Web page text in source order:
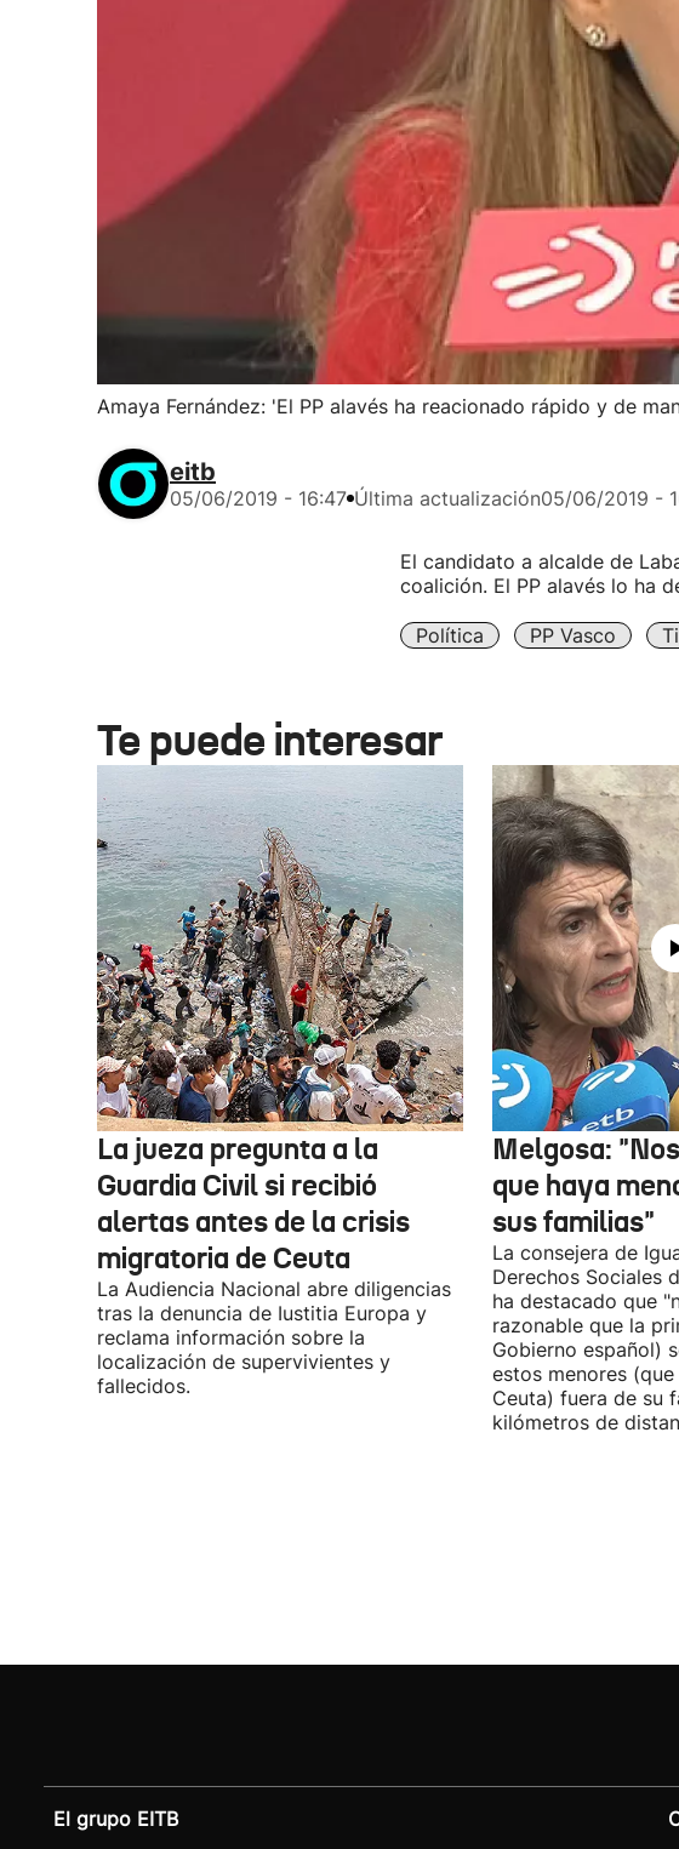
Amaya Fernández: 'El PP alavés ha reacionado rápido y de
eitb
05/06/2019 - 16:47 Última actualización05/06/2019 -
El candidato a alcalde de
coalición. El PP alavés lo ha
Política PP Vasco
Te puede interesar
La jueza pregunta a la
Guardia Civil si recibió
alertas antes de la crisis
migratoria de Ceuta
La Audiencia Nacional abre diligencias
tras la denuncia de Iustitia Europa y
reclama información sobre la
localización de supervivientes y
fallecidos.
Melgosa:
que haya
sus familias"
La consejera de
Derechos Sociales
ha destacado que
razonable que la
Gobierno español)
estos menores
Ceuta) fuera de su
kilómetros de
El grupo EITB